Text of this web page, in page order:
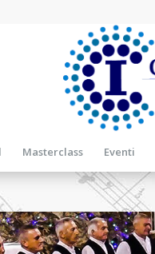
Masterclass Eventi